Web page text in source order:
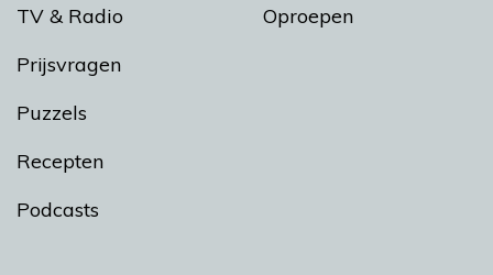
TV & Radio
Prijsvragen
Puzzels
Recepten
Podcasts
Oproepen